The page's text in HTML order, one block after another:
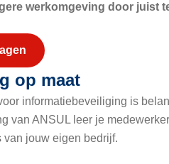
werkomgeving door juist
op maat
informatiebeveiliging is
van ANSUL leer je
van jouw eigen bedrijf.